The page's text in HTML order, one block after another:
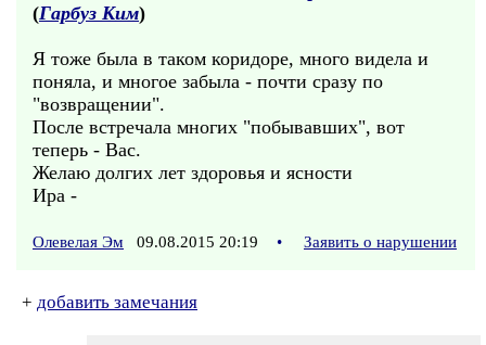
(Гарбуз Ким)
Я тоже была в таком коридоре, много видела и
поняла, и многое забыла - почти сразу по
"возвращении".
После встречала многих "побывавших", вот
теперь - Вас.
Желаю долгих лет здоровья и ясности
Ира -
Олевелая Эм 09.08.2015 20:19 • Заявить о нарушении
+ добавить замечания